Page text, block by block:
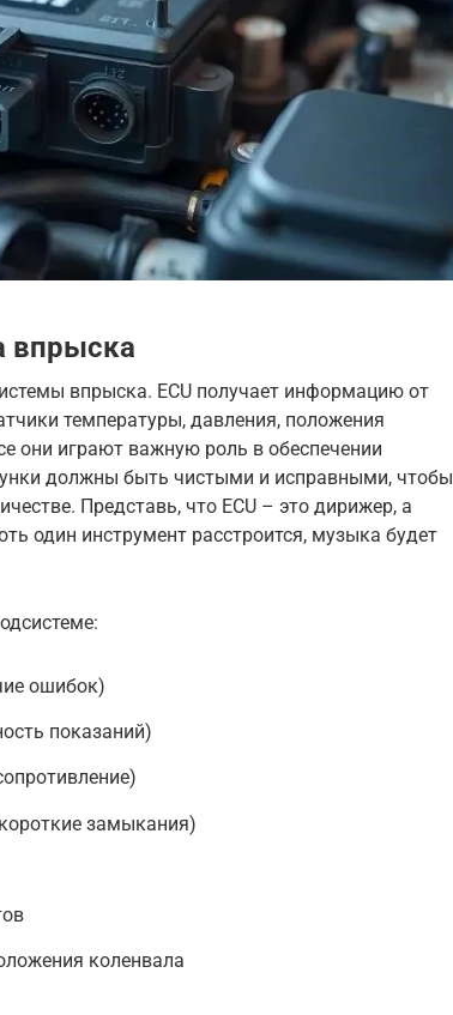
впрыска
впрыска. ECU получает информацию от
температуры, давления, положения
они играют важную роль в обеспечении
должны быть чистыми и исправными, чтобы
Представь, что ECU – это дирижер, а
один инструмент расстроится, музыка будет
ошибок)
показаний)
замыкания)
коленвала